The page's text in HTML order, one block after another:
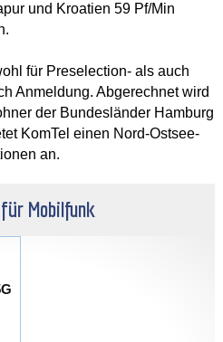
und Kroatien 59 Pf/Min
für Preselection- als auch
Anmeldung. Abgerechnet wird
der Bundesländer Hamburg
KomTel einen Nord-Ostsee-
an.
Mobilfunk